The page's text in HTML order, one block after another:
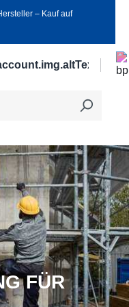
‒ Kauf auf
FÜR